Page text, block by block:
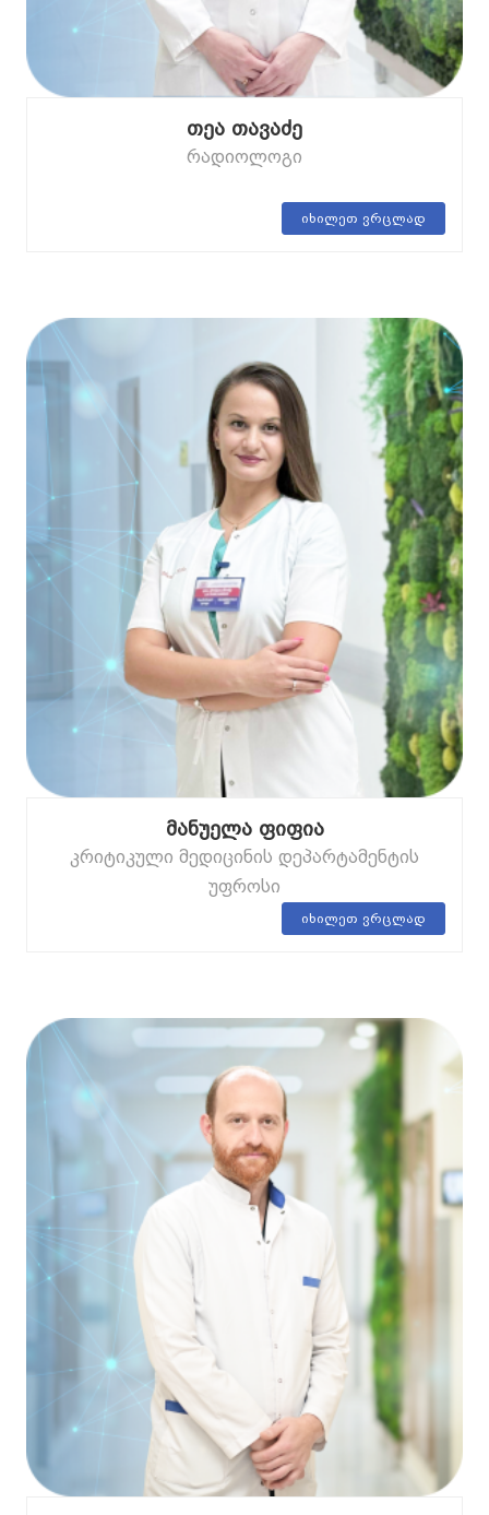
თეა თავაძე
რადიოლოგი
იხილეთ ვრცლად
მანუელა ფიფია
კრიტიკული მედიცინის დეპარტამენტის
უფროსი
იხილეთ ვრცლად